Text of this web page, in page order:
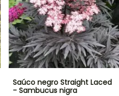
Saúco negro Straight Laced
- Sambucus nigra